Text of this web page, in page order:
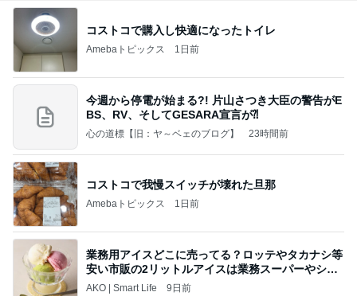
コストコで購入し快適になったトイレ
Amebaトピックス 1日前
今週から停電が始まる?! 片山さつき大臣の警告がE
BS、RV、そしてGESARA宣言が⁈
心の道標【旧：ヤ～ベェのブログ】 23時間前
コストコで我慢スイッチが壊れた旦那
Amebaトピックス 1日前
業務用アイスどこに売ってる？ロッテやタカナシ等
安い市販の2リットルアイスは業務スーパーやシャ
トレ
AKO | Smart Life 9日前